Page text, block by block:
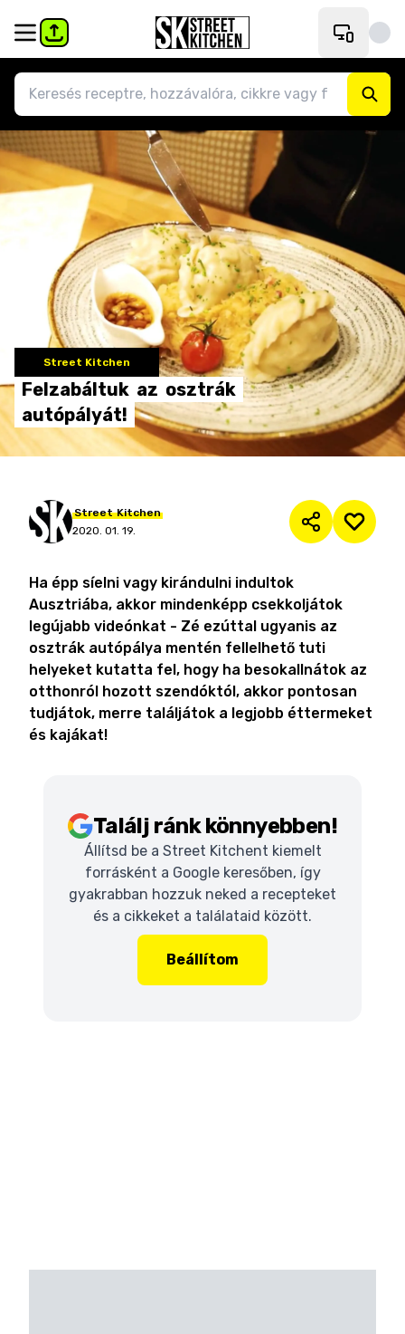
Street Kitchen
Felzabáltuk az osztrák
autópályát!
Street Kitchen
2020. 01. 19.
Ha épp síelni vagy kirándulni indultok
Ausztriába, akkor mindenképp csekkoljátok
legújabb videónkat - Zé ezúttal ugyanis az
osztrák autópálya mentén fellelhető tuti
helyeket kutatta fel, hogy ha besokallnátok az
otthonról hozott szendóktól, akkor pontosan
tudjátok, merre találjátok a legjobb éttermeket
és kajákat!
Találj ránk könnyebben!
Állítsd be a Street Kitchent kiemelt
forrásként a Google keresőben, így
gyakrabban hozzuk neked a recepteket
és a cikkeket a találataid között.
Beállítom